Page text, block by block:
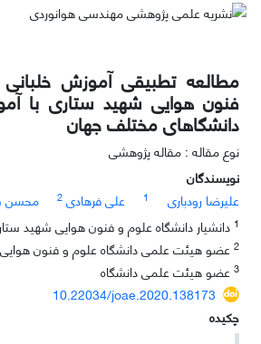
مطالعه تطبیقی آموزش
فنون هوایی شهید ستاری با
دانشگاهای مختلف جهان
نوع مقاله : مقاله پژوهشی
نویسندگان
علیرضا رودباری
1 علی فرهادی 2 محسن
1 دانشیار دانشگاه علوم و فنون هوایی شهید
2 عضو هیئت علمی دانشگاه علوم و فنون
3 عضو هیئت علمی دانشگاه
10.22034/joae.2020.138173
چکیده